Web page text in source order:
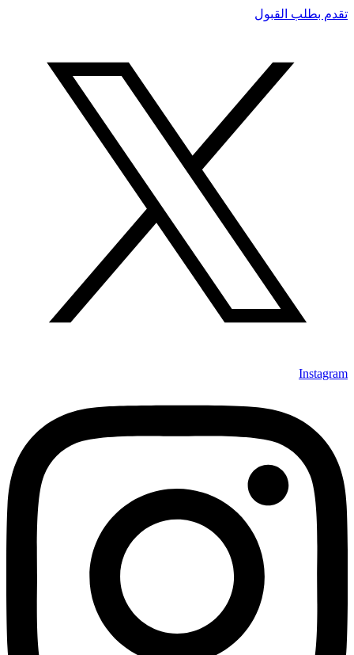
تقدم بطلب القبول
Instagram